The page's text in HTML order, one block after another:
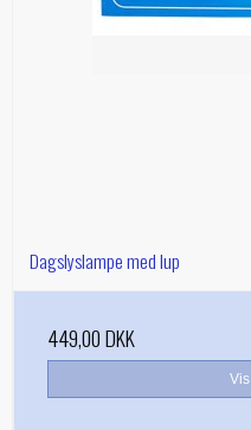
Dagslyslampe med lup
449,00 DKK